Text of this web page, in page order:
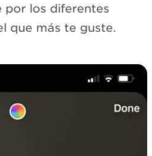
por los diferentes
que más te guste.